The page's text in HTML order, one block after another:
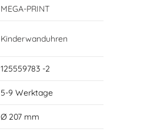
MEGA-PRINT
Kinderwanduhren
125559783 -2
5-9 Werktage
Ø 207 mm